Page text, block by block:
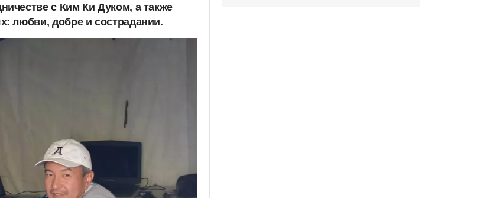
с Ким Ки Дуком, а также
любви, добре и сострадании.